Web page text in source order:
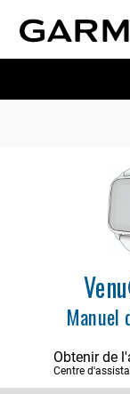
Obtenir de
Centre
Introduction
Applications
Aspect